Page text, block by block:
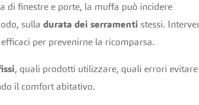
di finestre e porte, la muffa può incidere
sulla durata dei serramenti stessi.
per prevenirne la ricomparsa.
, quali prodotti utilizzare, quali errori evitare
il comfort abitativo.